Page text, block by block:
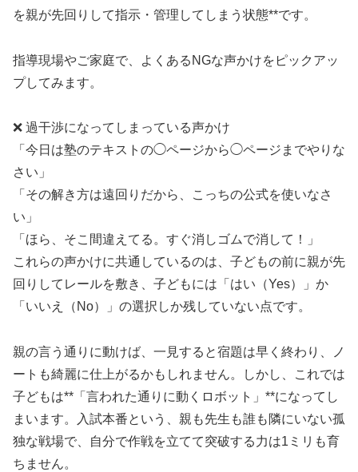
を親が先回りして指示・管理してしまう状態**です。
指導現場やご家庭で、よくあるNGな声かけをピックアッ
プしてみます。
❌ 過干渉になってしまっている声かけ
「今日は塾のテキストの◯ページから◯ページまでやりな
さい」
「その解き方は遠回りだから、こっちの公式を使いなさ
い」
「ほら、そこ間違えてる。すぐ消しゴムで消して！」
これらの声かけに共通しているのは、子どもの前に親が先
回りしてレールを敷き、子どもには「はい（Yes）」か
「いいえ（No）」の選択しか残していない点です。
親の言う通りに動けば、一見すると宿題は早く終わり、ノ
ートも綺麗に仕上がるかもしれません。しかし、これでは
子どもは**「言われた通りに動くロボット」**になってし
まいます。入試本番という、親も先生も誰も隣にいない孤
独な戦場で、自分で作戦を立てて突破する力は1ミリも育
ちません。